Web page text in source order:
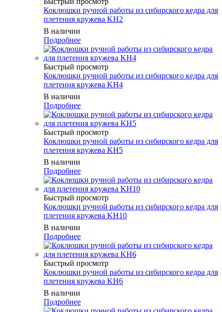
Коклюшки ручной работы из сибирского кедра для
плетения кружева KH2
В наличии
Подробнее
Быстрый просмотр
Коклюшки ручной работы из сибирского кедра для
плетения кружева KH4
В наличии
Подробнее
Быстрый просмотр
Коклюшки ручной работы из сибирского кедра для
плетения кружева KH5
В наличии
Подробнее
Быстрый просмотр
Коклюшки ручной работы из сибирского кедра для
плетения кружева KH10
В наличии
Подробнее
Быстрый просмотр
Коклюшки ручной работы из сибирского кедра для
плетения кружева KH6
В наличии
Подробнее